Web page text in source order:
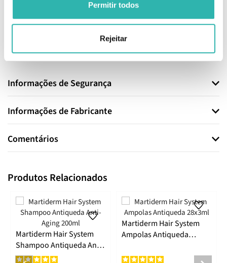
Permitir todos
Rejeitar
EAN: 8437000435181
Informações de Segurança
Informações de Fabricante
Comentários
Produtos Relacionados
Martiderm Hair System
Shampoo Antiqueda Anti-
Aging 200ml
Martiderm Hair System
Ampolas Antiqueda